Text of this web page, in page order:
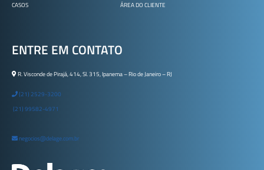
CASOS ÁREA DO CLIENTE
ENTRE EM CONTATO
R. Visconde de Pirajá, 414, Sl. 315, Ipanema – Rio de Janeiro – RJ
(21) 2529-3200
(21) 99582-4971
negocios@delage.com.br